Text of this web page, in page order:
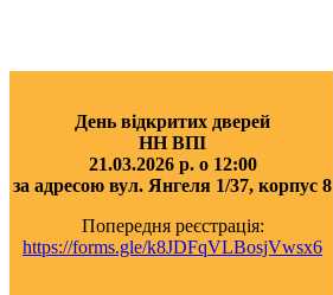
День відкритих дверей
НН ВПІ
21.03.2026 р. о 12:00
за адресою вул. Янгеля 1/37, корпус 8
Попередня реєстрація:
https://forms.gle/k8JDFqVLBosjVwsx6